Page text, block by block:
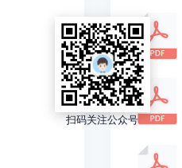
扫码关注公众号